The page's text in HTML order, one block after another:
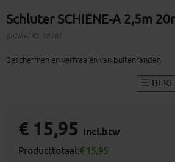
Schluter SCHIENE-A 2,5m
(artikel ID: 1826)
Beschermen en verfraaien van buitenranden
€ 15,95 incl.btw
Producttotaal:€ 15,95